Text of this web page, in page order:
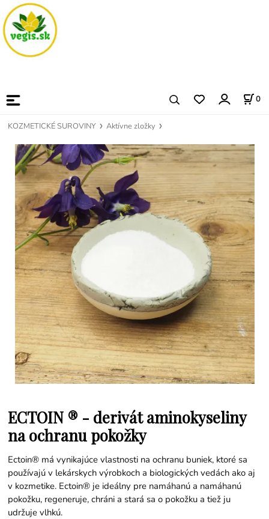
0
KOZMETICKÉ SUROVINY Aktívne zložky
ECTOIN ® - derivát aminokyseliny
na ochranu pokožky
Ectoin® má vynikajúce vlastnosti na ochranu buniek, ktoré sa
používajú v lekárskych výrobkoch a biologických vedách ako aj
v kozmetike. Ectoin® je ideálny pre namáhanú a namáhanú
pokožku, regeneruje, chráni a stará sa o pokožku a tiež ju
udržuje vlhkú.